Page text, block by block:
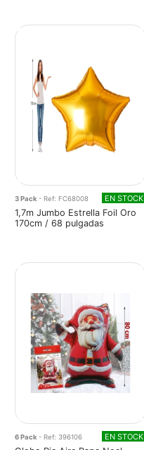
3 Pack - Ref: FC68008 EN STOCK
1,7m Jumbo Estrella Foil Oro
170cm / 68 pulgadas
6 Pack - Ref: 396106 EN STOCK